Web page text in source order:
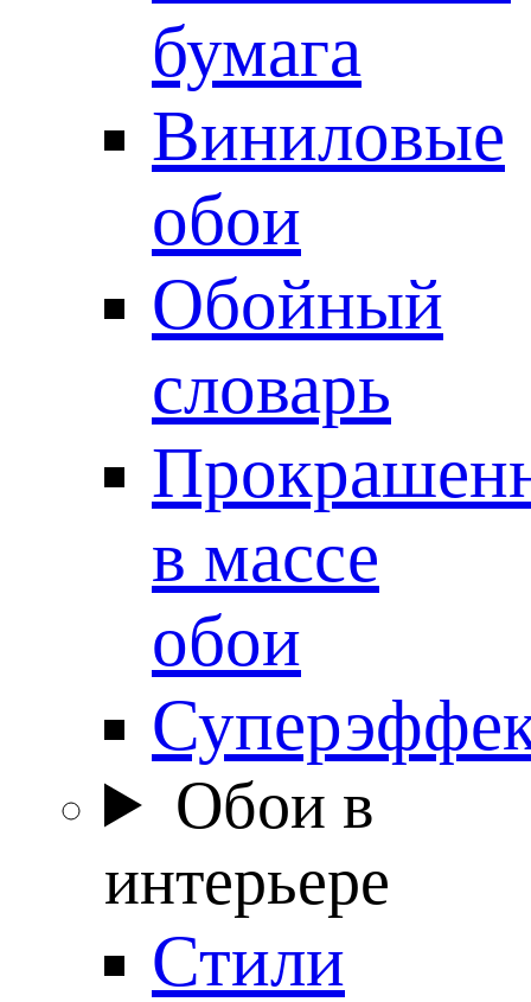
бумага
Виниловые
обои
Обойный
словарь
в массе
обои
Обои в
интерьере
Стили